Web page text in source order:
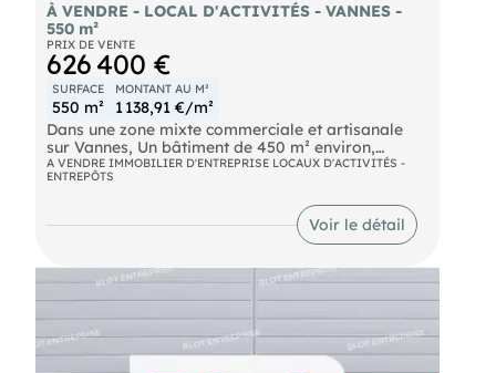
À VENDRE - LOCAL D'ACTIVITÉS - VANNES -
550 m²
PRIX DE VENTE
626 400 €
SURFACE
550 m²
MONTANT AU M²
1 138,91 €/m²
Dans une zone mixte commerciale et artisanale
sur Vannes, Un bâtiment de 450 m² environ,
composé comme suit :
- Une partie atelier/stockage d’environ 450 m² en
- Une mezzanine de 100 m² environ Ce bâtiment
bénéficie d'une excellente accessibilité grâce à sa
Emplacement stratégique. Les informations sur les
risques naturels, miniers, ou technologiques,
auxquels ces biens sont exposés, sont disponibles
sur le site
A VENDRE IMMOBILIER D'ENTREPRISE LOCAUX D'ACTIVITÉS -
ENTREPÔTS
Voir le détail